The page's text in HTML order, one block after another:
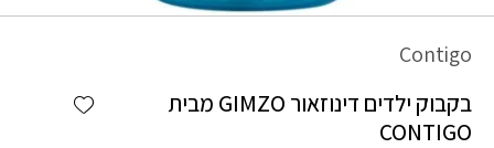
Contigo
wishlist
בקבוק ילדים דינוזאור GIMZO מבית
CONTIGO